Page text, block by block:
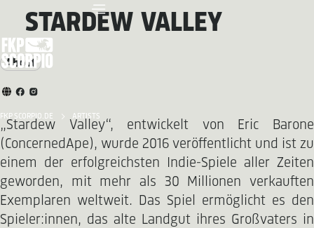
FKP SCORPIO.DE ARTISTS
STARDEW VALLEY
About
„Stardew Valley“, entwickelt von Eric Barone
(ConcernedApe), wurde 2016 veröffentlicht und ist zu
einem der erfolgreichsten Indie-Spiele aller Zeiten
geworden, mit mehr als 30 Millionen verkauften
Exemplaren weltweit. Das Spiel ermöglicht es den
Spieler:innen, das alte Landgut ihres Großvaters in